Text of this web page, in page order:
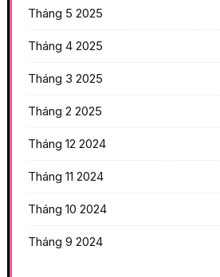
Tháng 5 2025
Tháng 4 2025
Tháng 3 2025
Tháng 2 2025
Tháng 12 2024
Tháng 11 2024
Tháng 10 2024
Tháng 9 2024